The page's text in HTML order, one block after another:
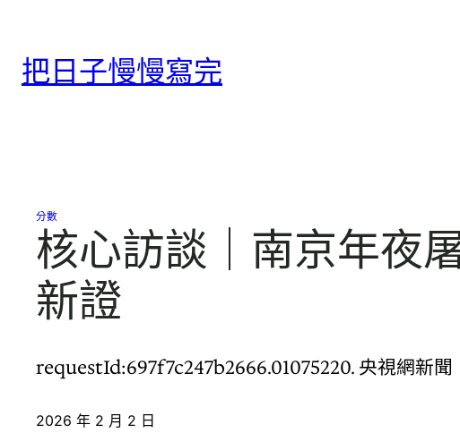
把日子慢慢寫完
分數
核心訪談｜南京年夜
新證
requestId:697f7c247b2666.01075220. 央視網新
2026 年 2 月 2 日